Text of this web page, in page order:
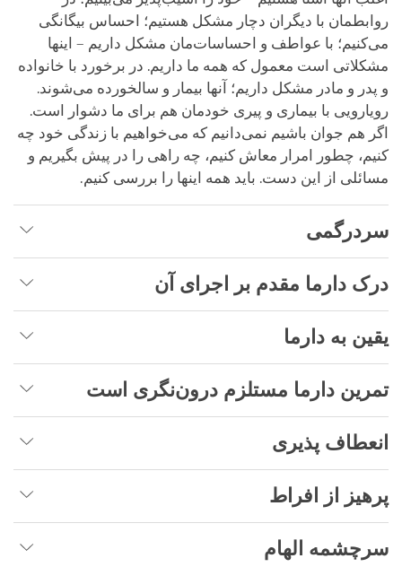
روابطمان با دیگران دچار مشکل هستیم؛ احساس بیگانگی
می‌کنیم؛ با عواطف و احساسات‌مان مشکل داریم – اینها
مشکلاتی است معمول که همه ما داریم. در برخورد با خانواده
و پدر و مادر مشکل داریم؛ آنها بیمار و سالخورده می‌شوند.
رویارویی با بیماری و پیری خودمان هم برای ما دشوار است.
اگر هم جوان باشیم نمی‌دانیم که می‌خواهیم با زندگی خود چه
کنیم، چطور امرار معاش کنیم، چه راهی را در پیش بگیریم و
مسائلی از این دست. باید همه اینها را بررسی کنیم.
سردرگمی
درک دارما مقدم بر اجرای آن
یقین به دارما
تمرین دارما مستلزم درون‌نگری است
انعطاف پذیری
پرهیز از افراط
سرچشمه الهام